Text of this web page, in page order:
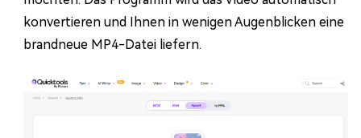
konvertieren und Ihnen in wenigen Augenblicken eine
brandneue MP4-Datei liefern.